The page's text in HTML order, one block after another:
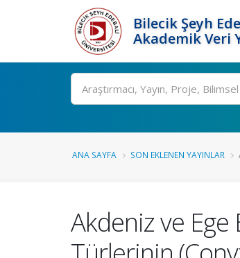
Bilecik Şeyh
Akademik Veri
Ara
ANA SAYFA SON EKLENEN YAYINLAR
Akdeniz ve